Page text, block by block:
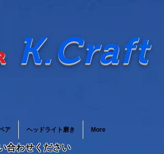
K.Craft
ア ヘッドライト磨き More
合わせください